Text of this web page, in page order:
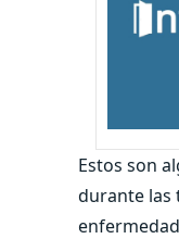
Estos son
durante las